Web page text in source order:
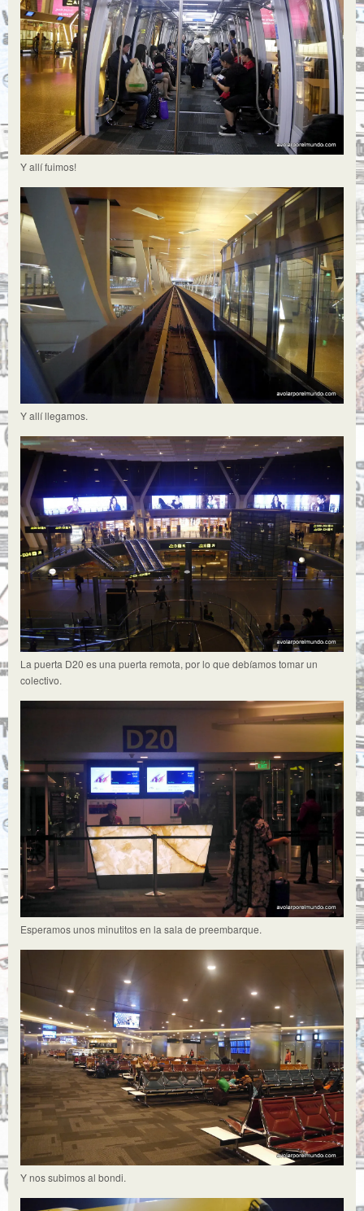
Y allí fuimos!
Y allí llegamos.
La puerta D20 es una puerta remota, por lo que debíamos tomar un
colectivo.
Esperamos unos minutitos en la sala de preembarque.
Y nos subimos al bondi.